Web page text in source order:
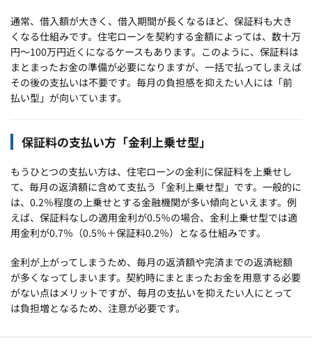
通常、借入額が大きく、借入期間が長くなるほど、保証料も大き
くなる仕組みです。住宅ローンを契約する金額によっては、数十万
円～100万円近くになるケースもあります。このように、保証料は
まとまったお金の準備が必要になりますが、一括で払ってしまえば
その後の支払いは不要です。毎月の負担感を抑えたい人には「前
払い型」が向いています。
保証料の支払い方「金利上乗せ型」
もうひとつの支払い方は、住宅ローンの金利に保証料を上乗せし
て、毎月の返済額に含めて支払う「金利上乗せ型」です。一般的に
は、0.2％程度の上乗せとする金融機関が多い傾向といえます。例
えば、保証料なしの適用金利が0.5％の場合、金利上乗せ型では適
用金利が0.7％（0.5％＋保証料0.2％）となる仕組みです。
金利が上がってしまうため、毎月の返済額や完済までの返済総額
が多くなってしまいます。契約時にまとまったお金を用意する必要
がない点はメリットですが、毎月の支払いを抑えたい人にとって
は負担増となるため、注意が必要です。